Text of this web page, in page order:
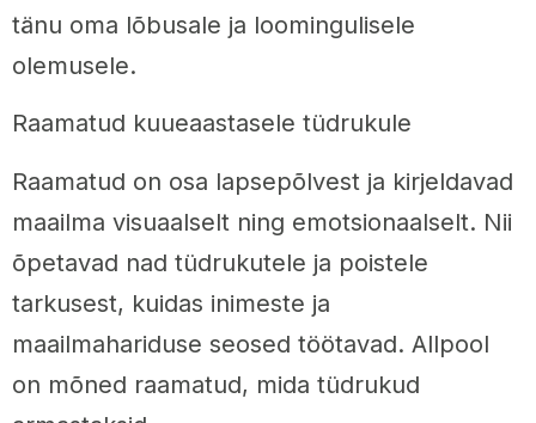
tänu oma lõbusale ja loomingulisele
olemusele.
Raamatud kuueaastasele tüdrukule
Raamatud on osa lapsepõlvest ja kirjeldavad
maailma visuaalselt ning emotsionaalselt. Nii
õpetavad nad tüdrukutele ja poistele
tarkusest, kuidas inimeste ja
maailmahariduse seosed töötavad. Allpool
on mõned raamatud, mida tüdrukud